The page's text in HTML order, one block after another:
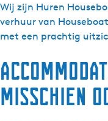
Wij zijn Huren
verhuur van
met een prachtig
misschien